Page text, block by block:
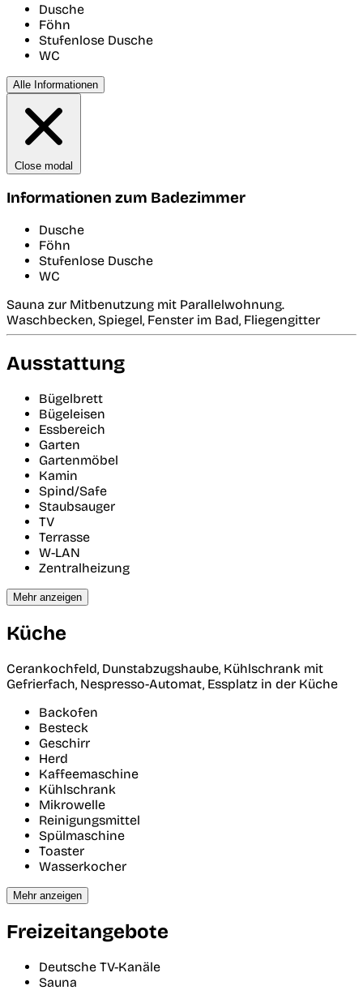
Dusche
Föhn
Stufenlose Dusche
WC
Alle Informationen
Close modal
Informationen zum Badezimmer
Dusche
Föhn
Stufenlose Dusche
WC
Sauna zur Mitbenutzung mit Parallelwohnung.
Waschbecken, Spiegel, Fenster im Bad, Fliegengitter
Ausstattung
Bügelbrett
Bügeleisen
Essbereich
Garten
Gartenmöbel
Kamin
Spind/Safe
Staubsauger
TV
Terrasse
W-LAN
Zentralheizung
Mehr anzeigen
Küche
Cerankochfeld, Dunstabzugshaube, Kühlschrank mit
Gefrierfach, Nespresso-Automat, Essplatz in der Küche
Backofen
Besteck
Geschirr
Herd
Kaffeemaschine
Kühlschrank
Mikrowelle
Reinigungsmittel
Spülmaschine
Toaster
Wasserkocher
Mehr anzeigen
Freizeitangebote
Deutsche TV-Kanäle
Sauna